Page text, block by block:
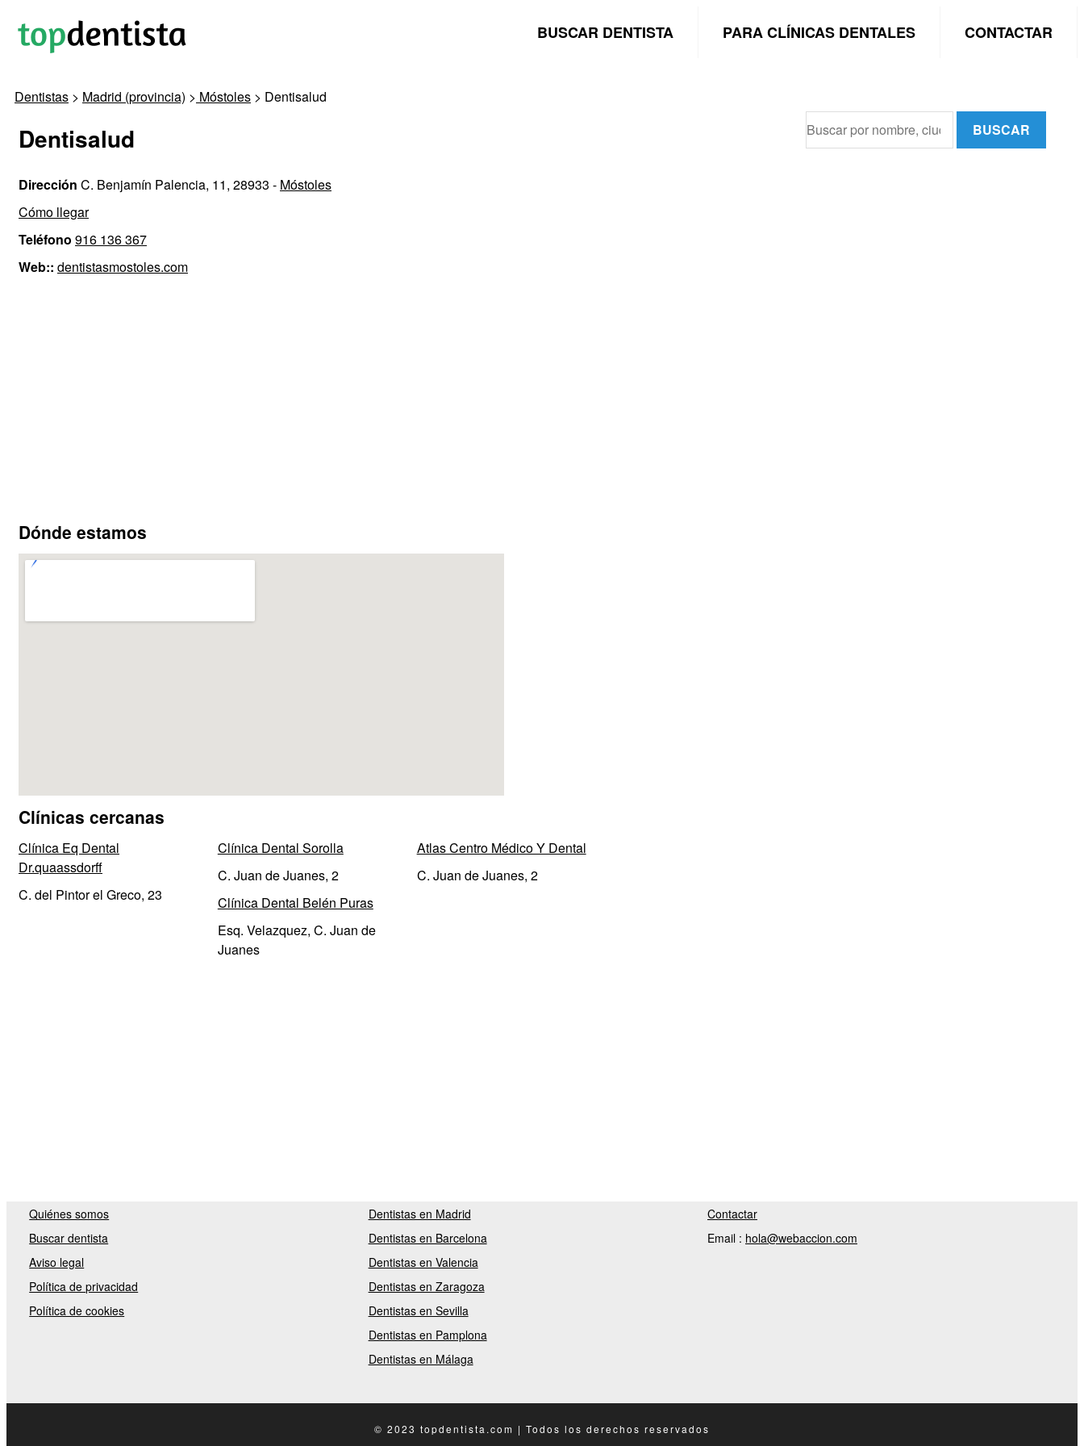
BUSCAR DENTISTA PARA CLÍNICAS DENTALES CONTACTAR
Dentistas > Madrid (provincia) > Móstoles > Dentisalud
Dentisalud
Dirección C. Benjamín Palencia, 11, 28933 - Móstoles
Cómo llegar
Teléfono 916 136 367
Web:: dentistasmostoles.com
Dónde estamos
Clínicas cercanas
Clínica Eq Dental
Dr.quaassdorff
C. del Pintor el Greco, 23
Clínica Dental Sorolla
C. Juan de Juanes, 2
Atlas Centro Médico Y Dental
C. Juan de Juanes, 2
Clínica Dental Belén Puras
Esq. Velazquez, C. Juan de
Juanes
BUSCAR
Quiénes somos
Buscar dentista
Aviso legal
Política de privacidad
Política de cookies
Dentistas en Madrid
Dentistas en Barcelona
Dentistas en Valencia
Dentistas en Zaragoza
Dentistas en Sevilla
Dentistas en Pamplona
Dentistas en Málaga
Contactar
Email : hola@webaccion.com
© 2023 topdentista.com | Todos los derechos reservados